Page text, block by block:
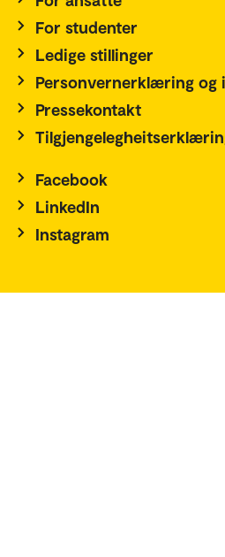
For studenter
Ledige stillinger
Personvernerklæring og
Pressekontakt
Facebook
LinkedIn
Instagram